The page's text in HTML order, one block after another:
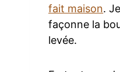
fait maison.
façonne la
levée.